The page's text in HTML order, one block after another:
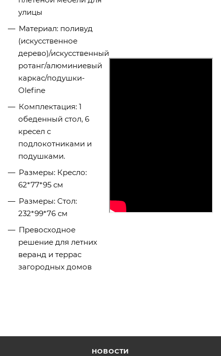
улицы
Материал: поливуд
(искусственное
дерево)/искусственный
ротанг/алюминиевый
каркас/подушки-
Olefine
Комплектация: 1
обеденный стол, 6
кресел с
подлокотниками и
подушками.
Размеры: Кресло:
62*77*95 см
Размеры: Стол:
232*99*76 см
Превосходное
решение для летних
веранд и террас
загородных домов
НОВОСТИ